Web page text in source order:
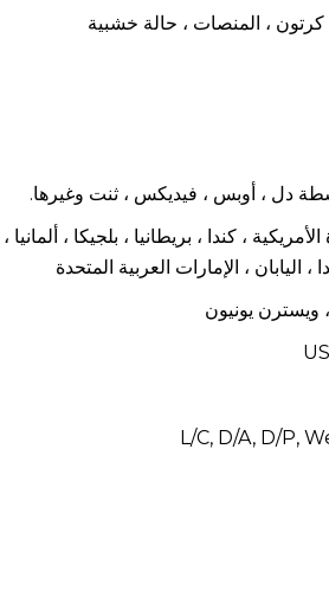
، كرتون ، المنصات ، حالة خشبية
دل ، أوبس ، فيديكس ، ثنت وغيرها.
، كندا ، بريطانيا ، بلجيكا ، ألمانيا ،
اليابان ، الإمارات العربية المتحدة
L/C, D/A, D/P,